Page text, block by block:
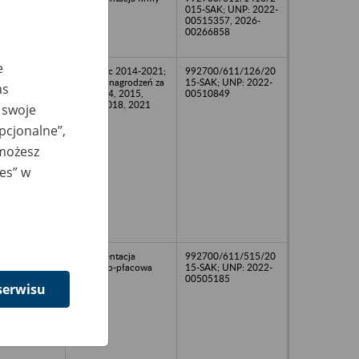
015-SAK; UNP: 2022-
00515357, 2026-
00266858
Listy plac 2014-2021;
karty wynagrodzeń za
lata 2014, 2015,
2017, 2018, 2021
992700/611/126/20
15-SAK; UNP: 2022-
00510849
Dokumentacja
osobowo-płacowa
992700/611/515/20
15-SAK; UNP: 2022-
00505185
w